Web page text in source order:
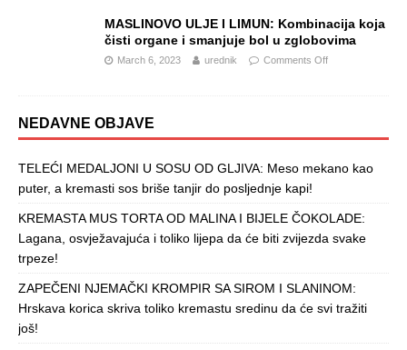
MASLINOVO ULJE I LIMUN: Kombinacija koja
čisti organe i smanjuje bol u zglobovima
March 6, 2023 urednik Comments Off
NEDAVNE OBJAVE
TELEĆI MEDALJONI U SOSU OD GLJIVA: Meso mekano kao
puter, a kremasti sos briše tanjir do posljednje kapi!
KREMASTA MUS TORTA OD MALINA I BIJELE ČOKOLADE:
Lagana, osvježavajuća i toliko lijepa da će biti zvijezda svake
trpeze!
ZAPEČENI NJEMAČKI KROMPIR SA SIROM I SLANINOM:
Hrskava korica skriva toliko kremastu sredinu da će svi tražiti
još!